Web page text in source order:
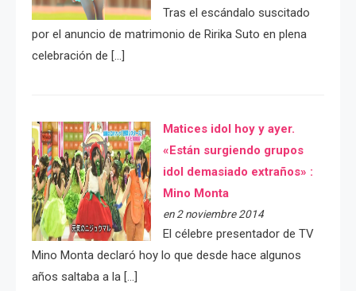
Tras el escándalo suscitado
por el anuncio de matrimonio de Ririka Suto en plena
celebración de […]
Matices idol hoy y ayer.
«Están surgiendo grupos
idol demasiado extraños» :
Mino Monta
en 2 noviembre 2014
El célebre presentador de TV
Mino Monta declaró hoy lo que desde hace algunos
años saltaba a la […]